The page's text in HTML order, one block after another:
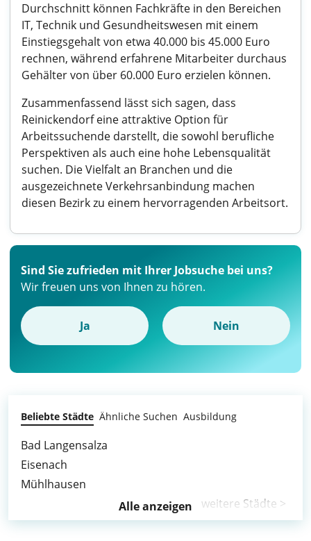
Durchschnitt können Fachkräfte in den Bereichen
IT, Technik und Gesundheitswesen mit einem
Einstiegsgehalt von etwa 40.000 bis 45.000 Euro
rechnen, während erfahrene Mitarbeiter durchaus
Gehälter von über 60.000 Euro erzielen können.
Zusammenfassend lässt sich sagen, dass
Reinickendorf eine attraktive Option für
Arbeitssuchende darstellt, die sowohl berufliche
Perspektiven als auch eine hohe Lebensqualität
suchen. Die Vielfalt an Branchen und die
ausgezeichnete Verkehrsanbindung machen
diesen Bezirk zu einem hervorragenden Arbeitsort.
Sind Sie zufrieden mit Ihrer Jobsuche bei uns?
Wir freuen uns von Ihnen zu hören.
Ja Nein
Beliebte Städte Ähnliche Suchen Ausbildung
Bad Langensalza
Eisenach
Mühlhausen
weitere Städte >
Alle anzeigen